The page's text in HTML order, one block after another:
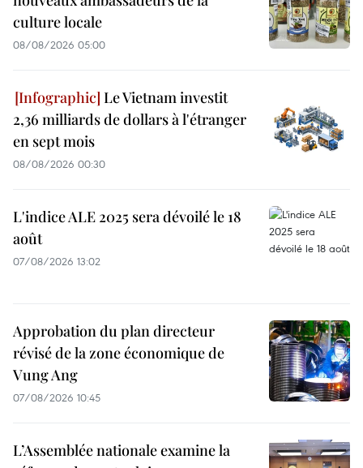
culture locale
08/08/2026 05:00
Le Vietnam investit
2,36 milliards de dollars à l'étranger
en sept mois
08/08/2026 00:30
L'indice ALE 2025 sera dévoilé le 18
août
07/08/2026 13:02
Approbation du plan directeur
révisé de la zone économique de
Vung Ang
07/08/2026 10:45
L’Assemblée nationale examine la